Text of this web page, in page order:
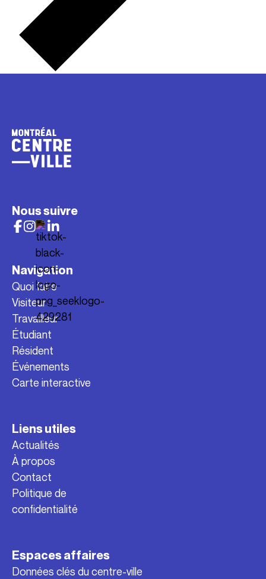
Nous suivre
Navigation
Quoi faire
Visiteur
Travailleur
Étudiant
Résident
Événements
Carte interactive
Liens utiles
Actualités
À propos
Contact
Politique de
confidentialité
Espaces affaires
Données clés du centre-ville